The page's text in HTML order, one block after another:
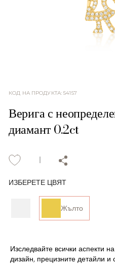
КОД НА ПРОДУКТА:54157
Верига с
диамант 0.2ct
ИЗБЕРЕТЕ ЦВЯТ
Жълто
Изследвайте всички аспекти
дизайн, прецизните детайли